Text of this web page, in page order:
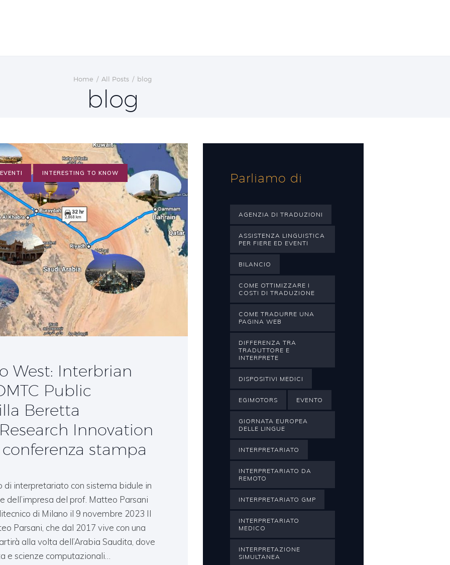
Home All Posts blog
blog
EVENTI INTERESTING TO KNOW
West: Interbrian
Public
Beretta
Innovation
stampa
interpretariato con sistema bidule in
dell’impresa del prof. Matteo Parsani
di Milano il 9 novembre 2023 Il
Parsani, che dal 2017 vive con una
alla volta dell’Arabia Saudita, dove
scienze computazionali…
Parliamo di
AGENZIA DI TRADUZIONI
ASSISTENZA LINGUISTICA
PER FIERE ED EVENTI
BILANCIO
COME OTTIMIZZARE I
COSTI DI TRADUZIONE
COME TRADURRE UNA
PAGINA WEB
DIFFERENZA TRA
TRADUTTORE E
INTERPRETE
DISPOSITIVI MEDICI
EGIMOTORS EVENTO
GIORNATA EUROPEA
DELLE LINGUE
INTERPRETARIATO
INTERPRETARIATO DA
REMOTO
INTERPRETARIATO GMP
INTERPRETARIATO
MEDICO
INTERPRETAZIONE
SIMULTANEA